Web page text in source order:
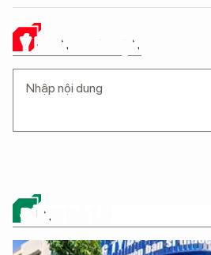
Ý KIẾN CỦA BẠN
ĐỪNG BỎ LỠ